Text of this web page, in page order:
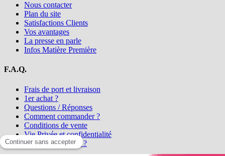
Nous contacter
Plan du site
Satisfactions Clients
Vos avantages
La presse en parle
Infos Matière Première
F.A.Q.
Frais de port et livraison
1er achat ?
Questions / Réponses
Comment commander ?
Conditions de vente
Vie Privée et confidentialité
Qui sommes-nous ?